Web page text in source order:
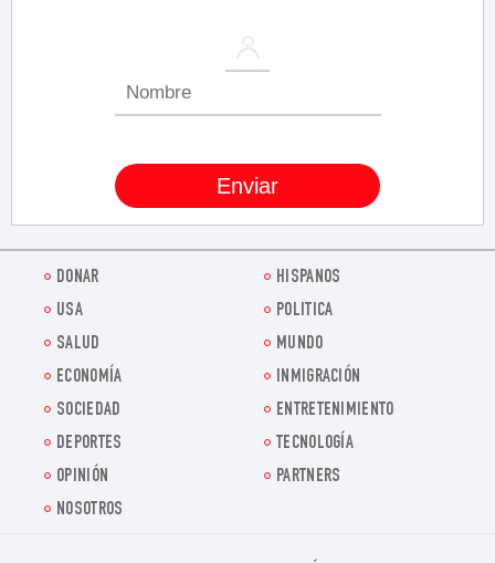
DONAR
HISPANOS
USA
POLITICA
SALUD
MUNDO
ECONOMÍA
INMIGRACIÓN
SOCIEDAD
ENTRETENIMIENTO
DEPORTES
TECNOLOGÍA
OPINIÓN
PARTNERS
NOSOTROS